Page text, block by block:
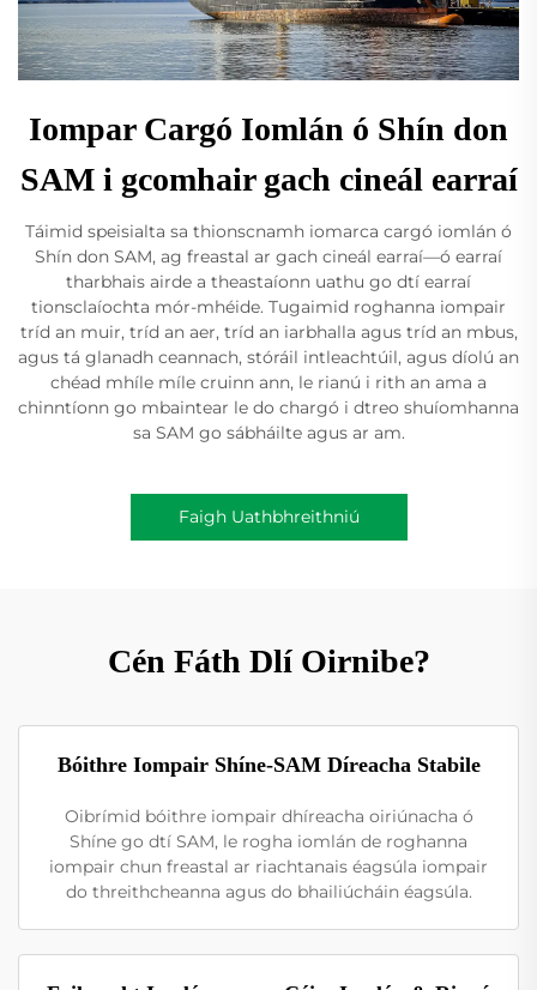
Iompar Cargó Iomlán ó Shín don
SAM i gcomhair gach cineál earraí
Táimid speisialta sa thionscnamh iomarca cargó iomlán ó
Shín don SAM, ag freastal ar gach cineál earraí—ó earraí
tharbhais airde a theastaíonn uathu go dtí earraí
tionsclaíochta mór-mhéide. Tugaimid roghanna iompair
tríd an muir, tríd an aer, tríd an iarbhalla agus tríd an mbus,
agus tá glanadh ceannach, stóráil intleachtúil, agus díolú an
chéad mhíle míle cruinn ann, le rianú i rith an ama a
chinntíonn go mbaintear le do chargó i dtreo shuíomhanna
sa SAM go sábháilte agus ar am.
Faigh Uathbhreithniú
Cén Fáth Dlí Oirnibe?
Bóithre Iompair Shíne-SAM Díreacha Stabile
Oibrímid bóithre iompair dhíreacha oiriúnacha ó
Shíne go dtí SAM, le rogha iomlán de roghanna
iompair chun freastal ar riachtanais éagsúla iompair
do threithcheanna agus do bhailiúcháin éagsúla.